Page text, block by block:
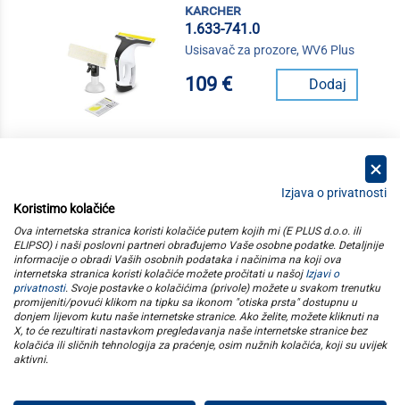
karcher
1.633-741.0
Usisavač za prozore, WV6 Plus
109 € Dodaj
kategorije
elipso
informacije
pratite nas
Izjava o privatnosti
Koristimo kolačiće
Ova internetska stranica koristi kolačiće putem kojih mi (E PLUS d.o.o. ili
ELIPSO) i naši poslovni partneri obrađujemo Vaše osobne podatke. Detaljnije
informacije o obradi Vaših osobnih podataka i načinima na koji ova
internetska stranica koristi kolačiće možete pročitati u našoj Izjavi o
privatnosti. Svoje postavke o kolačićima (privole) možete u svakom trenutku
promijeniti/povući klikom na tipku sa ikonom "otiska prsta" dostupnu u
donjem lijevom kutu naše internetske stranice. Ako želite, možete kliknuti na
X, to će rezultirati nastavkom pregledavanja naše internetske stranice bez
kolačića ili sličnih tehnologija za praćenje, osim nužnih kolačića, koji su uvijek
aktivni.